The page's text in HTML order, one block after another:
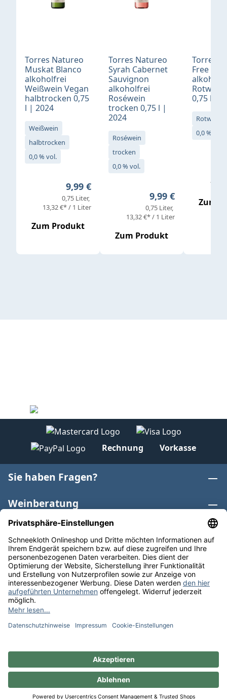
Torres Natureo
Muskat Blanco
alkoholfrei
Weißwein Vegan
halbtrocken 0,75
l | 2024
Weißwein
halbtrocken
0,0 % vol.
Regulärer Preis:
9,99 €
0,75 Liter
13,32 €* / 1 Liter
Zum Produkt
Torres Natureo
Syrah Cabernet
Sauvignon
alkoholfrei
Roséwein
trocken 0,75 l |
2024
Roséwein
trocken
0,0 % vol.
Regulärer Preis:
9,99 €
0,75 Liter
13,32 €* / 1 Liter
Zum Produkt
Torres
Free
Rotwein
0,75 l |
Rotwein
0,0 % vol.
Zum
Rechnung Vorkasse
Sie haben Fragen?
Weinberatung
Informationen
Weinkategorien
Internationaler Wein
* Alle Preise inkl. gesetzl. Mehrwertsteuer zzgl.
anders angegeben. Bioprodukte im Bio-Kontrollverfahren
** Kostenfreie Lieferung ab 75 € Bestellwert in DE. Werktags
versandfertig in 24h.